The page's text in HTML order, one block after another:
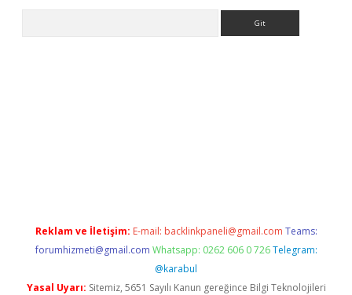
Reklam ve İletişim: E-mail: backlinkpaneli@gmail.com Teams:
forumhizmeti@gmail.com Whatsapp: 0262 606 0 726 Telegram:
@karabul
Yasal Uyarı: Sitemiz, 5651 Sayılı Kanun gereğince Bilgi Teknolojileri